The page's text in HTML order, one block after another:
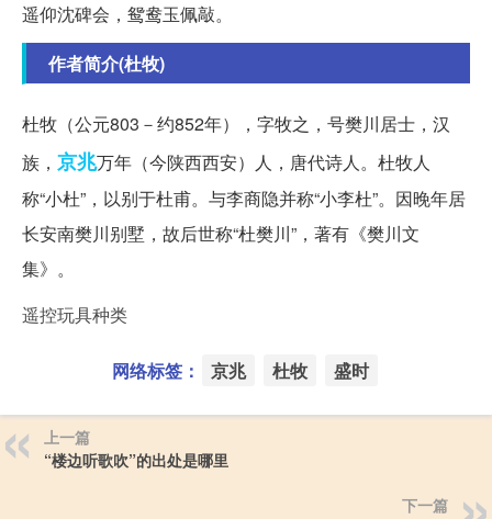
遥仰沈碑会，鸳鸯玉佩敲。
作者简介(杜牧)
杜牧（公元803－约852年），字牧之，号樊川居士，汉
族， 京兆万年（今陕西西安）人，唐代诗人。杜牧人
称“小杜”，以别于杜甫。与李商隐并称“小李杜”。因晚年居
长安南樊川别墅，故后世称“杜樊川”，著有《樊川文
集》。
遥控玩具种类
网络标签： 京兆 杜牧 盛时
上一篇
“楼边听歌吹”的出处是哪里
下一篇